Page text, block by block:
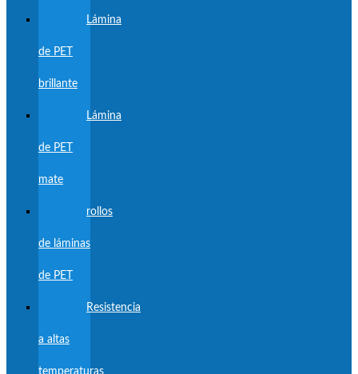
Lámina
de PET
brillante
Lámina
de PET
mate
rollos
de láminas
de PET
Resistencia
a altas
temperaturas